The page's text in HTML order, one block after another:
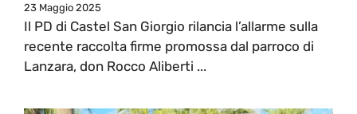
23 Maggio 2025
Il PD di Castel San Giorgio rilancia l’allarme sulla
recente raccolta firme promossa dal parroco di
Lanzara, don Rocco Aliberti ...